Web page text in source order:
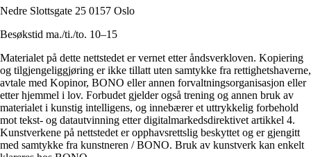
Nedre Slottsgate 25 0157 Oslo
Besøkstid ma./ti./to. 10–15
Materialet på dette nettstedet er vernet etter åndsverkloven. Kopiering
og tilgjengeliggjøring er ikke tillatt uten samtykke fra rettighetshaverne,
avtale med Kopinor, BONO eller annen forvaltningsorganisasjon eller
etter hjemmel i lov. Forbudet gjelder også trening og annen bruk av
materialet i kunstig intelligens, og innebærer et uttrykkelig forbehold
mot tekst- og datautvinning etter digitalmarkedsdirektivet artikkel 4.
Kunstverkene på nettstedet er opphavsrettslig beskyttet og er gjengitt
med samtykke fra kunstneren / BONO. Bruk av kunstverk kan enkelt